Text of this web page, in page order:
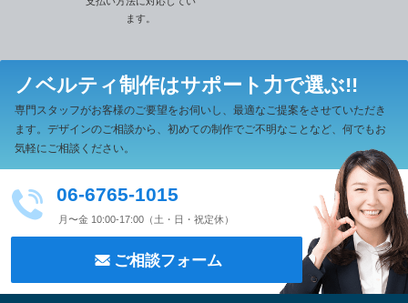
ます。
ノベルティ制作はサポート力で選ぶ!!
専門スタッフがお客様のご要望をお伺いし、最適なご提案をさせていただき
ます。 デザインのご相談から、初めての制作でご不明なことなど、何でもお
気軽にご相談ください。
06-6765-1015
月〜金 10:00-17:00（土・日・祝定休）
ご相談フォーム